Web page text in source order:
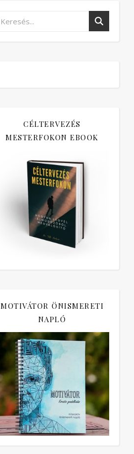
CÉLTERVEZÉS
MESTERFOKON EBOOK
MOTIVÁTOR ÖNISMERETI
NAPLÓ